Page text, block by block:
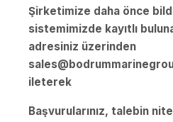
Şirketimize daha önce
sistemimizde kayıtlı
adresiniz üzerinden
ileterek
Başvurularınız, talebin